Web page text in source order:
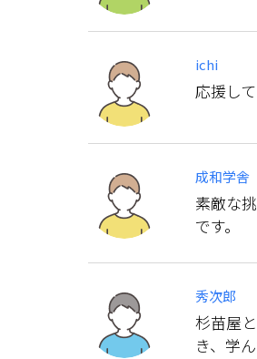
ichi
応援し
成和学舎
素敵な
です。
秀次郎
杉苗屋
き、学